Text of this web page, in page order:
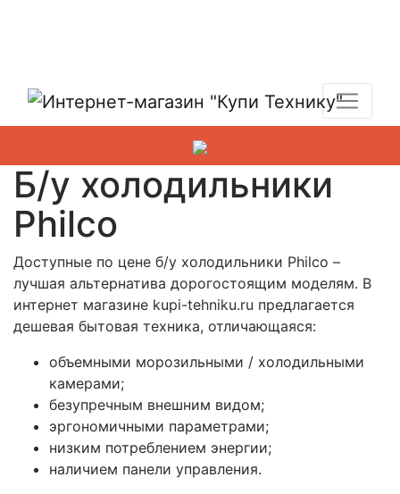
Б/у холодильники
Philco
Доступные по цене б/у холодильники Philco –
лучшая альтернатива дорогостоящим моделям. В
интернет магазине kupi-tehniku.ru предлагается
дешевая бытовая техника, отличающаяся:
объемными морозильными / холодильными
камерами;
безупречным внешним видом;
эргономичными параметрами;
низким потреблением энергии;
наличием панели управления.